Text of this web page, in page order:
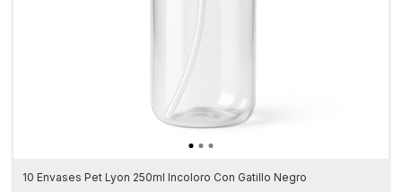
10 Envases Pet Lyon 250ml Incoloro Con Gatillo Negro